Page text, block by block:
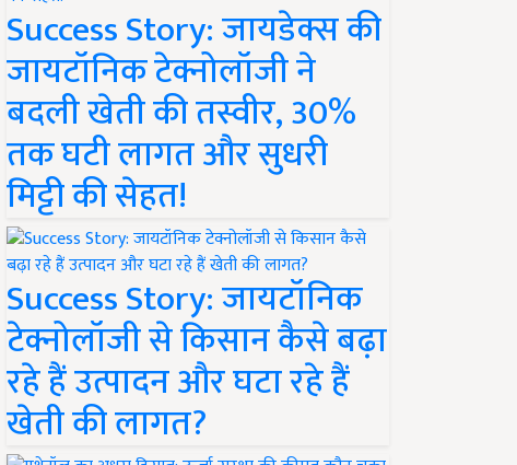
Success Story: जायडेक्स की
जायटॉनिक टेक्नोलॉजी ने
बदली खेती की तस्वीर, 30%
तक घटी लागत और सुधरी
मिट्टी की सेहत!
Success Story: जायटॉनिक
टेक्नोलॉजी से किसान कैसे बढ़ा
रहे हैं उत्पादन और घटा रहे हैं
खेती की लागत?